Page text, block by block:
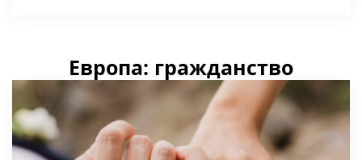
Европа: гражданство